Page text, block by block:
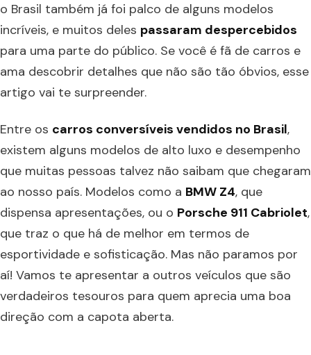
o Brasil também já foi palco de alguns modelos
incríveis, e muitos deles passaram despercebidos
para uma parte do público. Se você é fã de carros e
ama descobrir detalhes que não são tão óbvios, esse
artigo vai te surpreender.
Entre os carros conversíveis vendidos no Brasil,
existem alguns modelos de alto luxo e desempenho
que muitas pessoas talvez não saibam que chegaram
ao nosso país. Modelos como a BMW Z4, que
dispensa apresentações, ou o Porsche 911 Cabriolet,
que traz o que há de melhor em termos de
esportividade e sofisticação. Mas não paramos por
aí! Vamos te apresentar a outros veículos que são
verdadeiros tesouros para quem aprecia uma boa
direção com a capota aberta.